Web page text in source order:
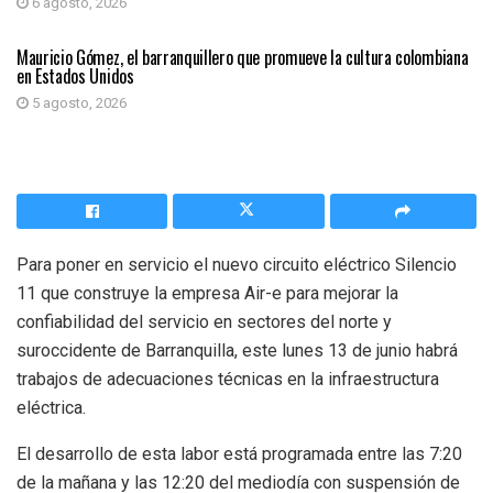
PRIMER PLANO
Mauricio Gómez, el barranquillero que promueve la cultura colombiana
en Estados Unidos
5 agosto, 2026
Para poner en servicio el nuevo circuito eléctrico Silencio
11 que construye la empresa Air-e para mejorar la
confiabilidad del servicio en sectores del norte y
suroccidente de Barranquilla, este lunes 13 de junio habrá
trabajos de adecuaciones técnicas en la infraestructura
eléctrica.
El desarrollo de esta labor está programada entre las 7:20
de la mañana y las 12:20 del mediodía con suspensión de